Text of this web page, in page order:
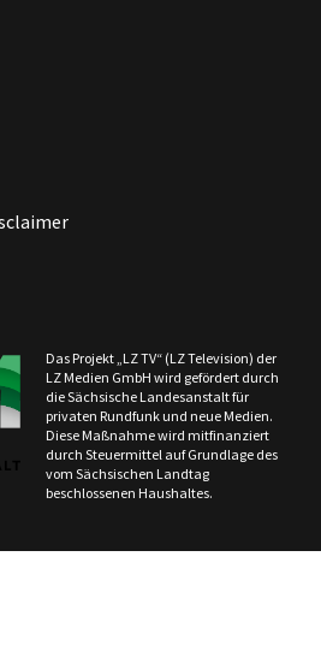
Das Projekt „LZ TV“ (LZ Television) der
LZ Medien GmbH wird gefördert durch
die Sächsische Landesanstalt für
privaten Rundfunk und neue Medien.
Diese Maßnahme wird mitfinanziert
durch Steuermittel auf Grundlage des
vom Sächsischen Landtag
beschlossenen Haushaltes.